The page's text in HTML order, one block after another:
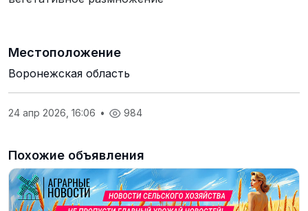
Местоположение
Воронежская область
24 апр 2026, 16:06 • 984
Похожие объявления